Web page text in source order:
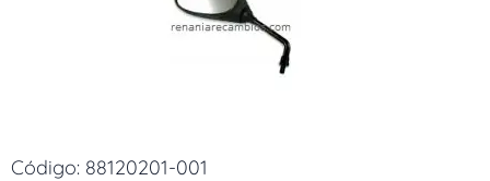
Código: 88120201-001